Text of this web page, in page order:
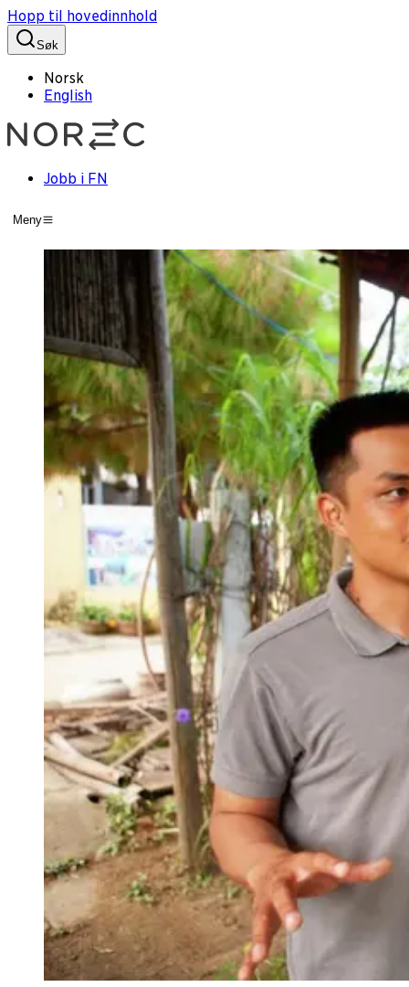
Hopp til hovedinnhold
Søk
Norsk
English
Jobb i FN
Meny